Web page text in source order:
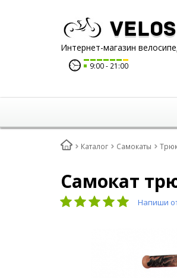
Интернет-магазин
9:00 21:00
Каталог Самокаты
Самокат
Напиши